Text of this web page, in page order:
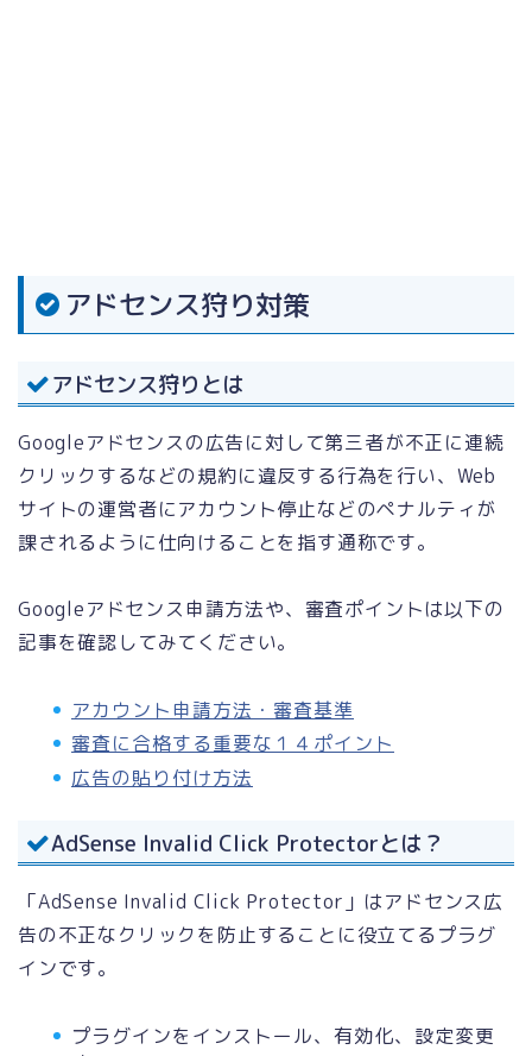
アドセンス狩り対策
アドセンス狩りとは
Googleアドセンスの広告に対して第三者が不正に連続
クリックするなどの規約に違反する行為を行い、Web
サイトの運営者にアカウント停止などのペナルティが
課されるように仕向けることを指す通称です。
Googleアドセンス申請方法や、審査ポイントは以下の
記事を確認してみてください。
アカウント申請方法・審査基準
審査に合格する重要な１４ポイント
広告の貼り付け方法
AdSense Invalid Click Protectorとは？
「AdSense Invalid Click Protector」はアドセンス広
告の不正なクリックを防止することに役立てるプラグ
インです。
プラグインをインストール、有効化、設定変更